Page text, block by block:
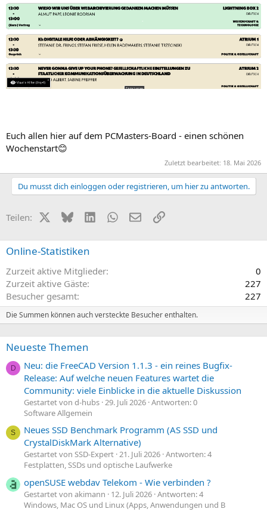
Euch allen hier auf dem PCMasters-Board - einen schönen
Wochenstart😊
Zuletzt bearbeitet: 18. Mai 2026
Du musst dich einloggen oder registrieren, um hier zu antworten.
Teilen: X (Twitter)
BlueskyLinkedInWhatsApp
E-MailLink
Online-Statistiken
Zurzeit aktive Mitglieder
0
Zurzeit aktive Gäste
227
Besucher gesamt
227
Die Summen können auch versteckte Besucher enthalten.
Neueste Themen
D
Neu: die FreeCAD Version 1.1.3 - ein reines Bugfix-
Release: Auf welche neuen Features wartet die
Community: viele Einblicke in die aktuelle Diskussion
Gestartet von d-hubs 29. Juli 2026 Antworten: 0
Software Allgemein
S
Neues SSD Benchmark Programm (AS SSD und
CrystalDiskMark Alternative)
Gestartet von SSD-Expert 21. Juli 2026 Antworten: 4
Festplatten, SSDs und optische Laufwerke
openSUSE webdav Telekom - Wie verbinden ?
Gestartet von akimann 12. Juli 2026 Antworten: 4
Windows, Mac OS und Linux (Apps, Anwendungen und B